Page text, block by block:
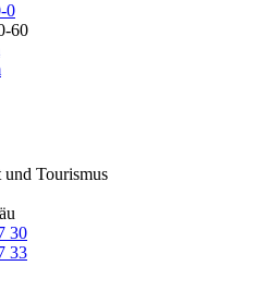
0
60
und Tourismus
30
33